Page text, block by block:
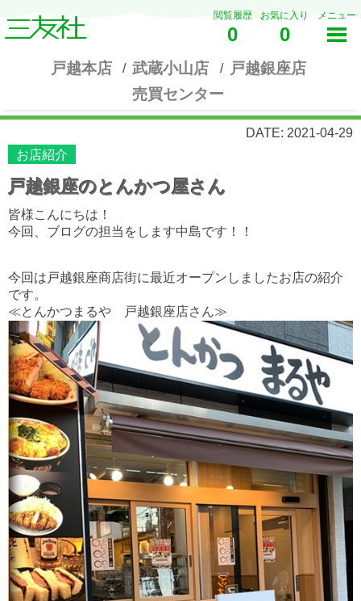
閲覧履歴
0
お気に入り
0
メニュー
戸越本店 武蔵小山店
戸越銀座店
売買センター
DATE: 2021-04-29
お店紹介
戸越銀座のとんかつ屋さん
皆様こんにちは！
今回、ブログの担当をします中島です！！
今回は戸越銀座商店街に最近オープンしましたお店の紹介
です。
≪とんかつまるや 戸越銀座店さん≫